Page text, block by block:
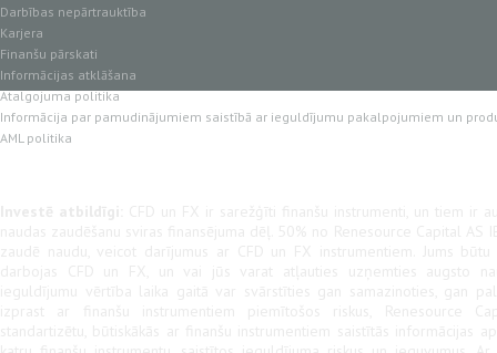
Darbības nepārtrauktība
Karjera
Finanšu pārskati
Informācijas atklāšana
Atalgojuma politika
Informācija par pamudinājumiem saistībā ar ieguldījumu pakalpojumiem un
AML politika